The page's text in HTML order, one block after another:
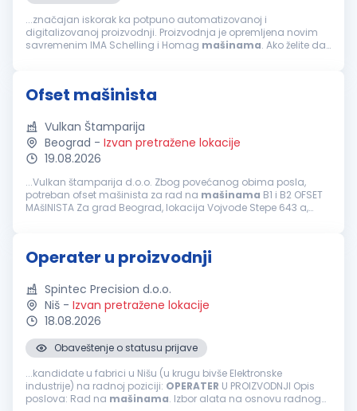
...značajan iskorak ka potpuno automatizovanoj i
digitalizovanoj proizvodnji. Proizvodnja je opremljena novim
savremenim IMA Schelling i Homag mašinama. Ako želite da
Ofset mašinista
Vulkan Štamparija
Beograd - Izvan pretražene lokacije
19.08.2026
...Vulkan štamparija d.o.o. Zbog povećanog obima posla,
potreban ofset mašinista za rad na mašinama B1 i B2 OFSET
MAšINISTA Za grad Beograd, lokacija Vojvode Stepe 643 a,
Operater u proizvodnji
Spintec Precision d.o.o.
Niš - Izvan pretražene lokacije
18.08.2026
Obaveštenje o statusu prijave
...kandidate u fabrici u Nišu (u krugu bivše Elektronske
industrije) na radnoj poziciji: OPERATER U PROIZVODNJI Opis
poslova: Rad na mašinama. Izbor alata na osnovu radnog